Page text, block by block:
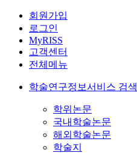
회원가입
로그인
MyRISS
고객센터
전체메뉴
학술연구정보서비스 검색
학위논문
국내학술논문
해외학술논문
학술지